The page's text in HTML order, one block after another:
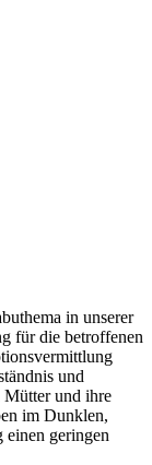
in unserer
für die betroffenen
und
Mütter und ihre
im Dunklen,
geringen